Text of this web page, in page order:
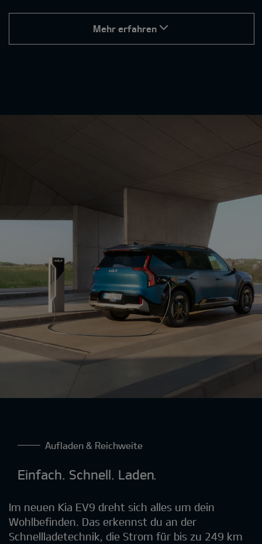
Mehr erfahren
Aufladen & Reichweite
Einfach. Schnell. Laden.
Im neuen Kia EV9 dreht sich alles um dein
Wohlbefinden. Das erkennst du an der
Schnellladetechnik, die Strom für bis zu 249 km